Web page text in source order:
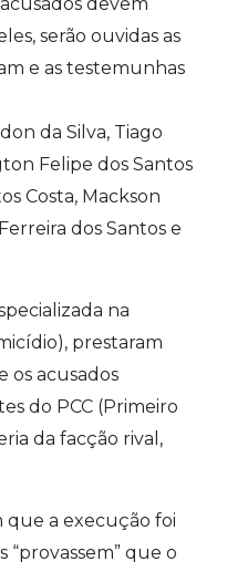
serão ouvidas as
e as testemunhas
da Silva, Tiago
Felipe dos Santos
Costa, Mackson
dos Santos e
na
prestaram
os acusados
do PCC (Primeiro
da facção rival,
que a execução foi
“provassem” que o